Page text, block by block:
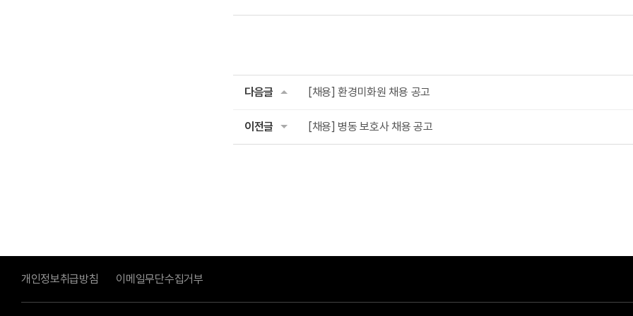
다음글 [채용] 환경미화원 채용 공고
이전글 [채용] 병동 보호사 채용 공고
개인정보취급방침 이메일무단수집거부